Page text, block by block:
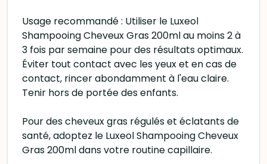
Usage recommandé : Utiliser le Luxeol
Shampooing Cheveux Gras 200ml au moins 2 à
3 fois par semaine pour des résultats optimaux.
Éviter tout contact avec les yeux et en cas de
contact, rincer abondamment à l'eau claire.
Tenir hors de portée des enfants.
Pour des cheveux gras régulés et éclatants de
santé, adoptez le Luxeol Shampooing Cheveux
Gras 200ml dans votre routine capillaire.